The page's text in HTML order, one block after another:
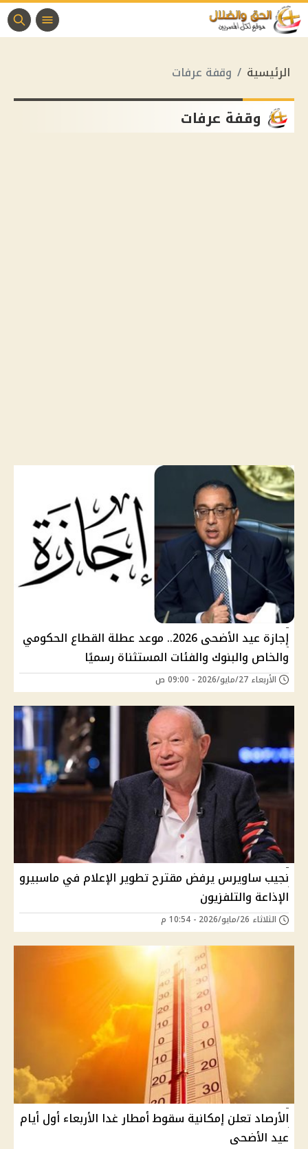
الرئيسية وقفة عرفات
وقفة عرفات
إجازة عيد الأضحى 2026.. موعد عطلة القطاع الحكومي
والخاص والبنوك والفئات المستثناة رسميًا
الأربعاء 27/مايو/2026 - 09:00 ص
نجيب ساويرس يرفض مقترح تطوير الإعلام في ماسبيرو
الإذاعة والتلفزيون
الثلاثاء 26/مايو/2026 - 10:54 م
الأرصاد تعلن إمكانية سقوط أمطار غدا الأربعاء أول أيام
عيد الأضحى